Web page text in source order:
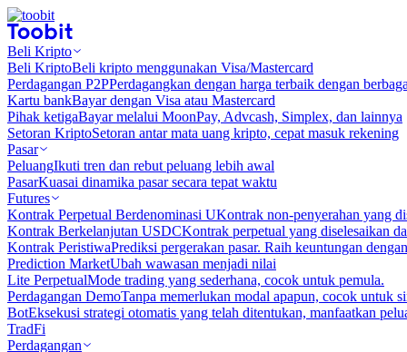
Beli Kripto
Beli KriptoBeli kripto menggunakan Visa/Mastercard
Perdagangan P2PPerdagangkan dengan harga terbaik dengan
Kartu bankBayar dengan Visa atau Mastercard
Pihak ketigaBayar melalui MoonPay, Advcash, Simplex, dan lainnya
Setoran KriptoSetoran antar mata uang kripto, cepat masuk rekening
Pasar
PeluangIkuti tren dan rebut peluang lebih awal
PasarKuasai dinamika pasar secara tepat waktu
Futures
Kontrak Perpetual Berdenominasi UKontrak non-penyerahan yang
Kontrak Berkelanjutan USDCKontrak perpetual yang diselesaikan
Kontrak PeristiwaPrediksi pergerakan pasar. Raih keuntungan
Prediction MarketUbah wawasan menjadi nilai
Lite PerpetualMode trading yang sederhana, cocok untuk pemula.
Perdagangan DemoTanpa memerlukan modal apapun, cocok untuk
BotEksekusi strategi otomatis yang telah ditentukan, manfaatkan
TradFi
Perdagangan